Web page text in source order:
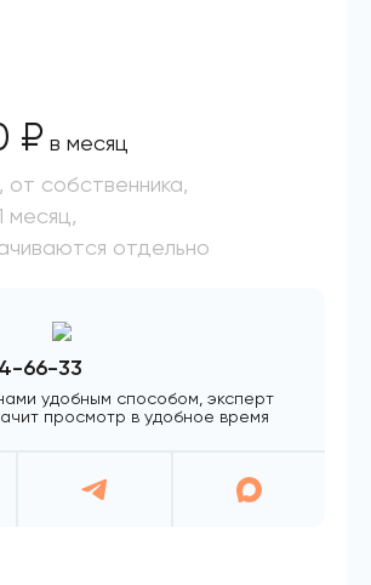
₽ в месяц
от собственника,
месяц,
отдельно
66-33
удобным способом, эксперт
просмотр в удобное время